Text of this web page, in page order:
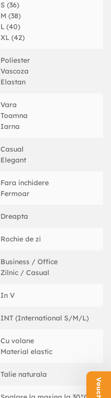
S (36)
M (38)
L (40)
XL (42)
Poliester
Vascoza
Elastan
Vara
Toamna
Iarna
Casual
Elegant
Fara inchidere
Fermoar
Dreapta
Rochie de zi
Business / Office
Zilnic / Casual
In V
INT (International S/M/L)
Cu volane
Material elastic
Talie naturala